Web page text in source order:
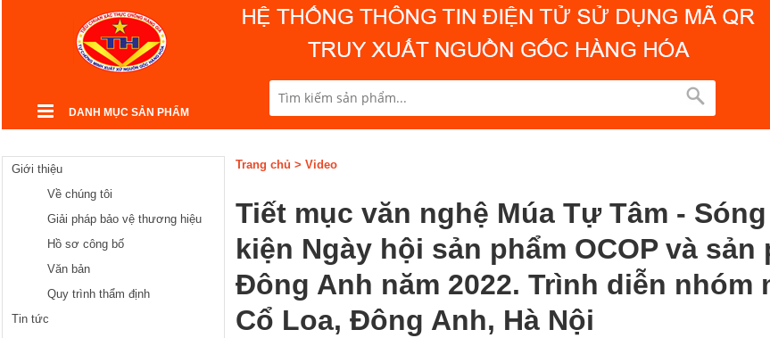
DANH MỤC SẢN PHẨM
Giới thiệu
Về chúng tôi
Giải pháp bảo vệ thương hiệu
Hồ sơ công bố
Văn bản
Quy trình thẩm định
Tin tức
Trang chủ > Video
Tiết mục văn nghệ Múa Tự Tâm -
kiện Ngày hội sản phẩm OCOP và
Đông Anh năm 2022. Trình diễn nhóm
Cổ Loa, Đông Anh, Hà Nội